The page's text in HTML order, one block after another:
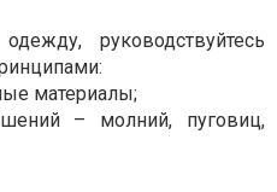
руководствуйтесь
материалы;
– молний, пуговиц,